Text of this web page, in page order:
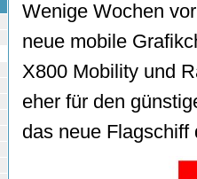
Wenige Wochen
neue mobile
X800 Mobility und
eher für den
das neue